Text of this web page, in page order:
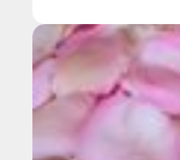
fler